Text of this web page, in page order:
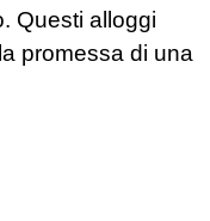
Questi alloggi
promessa di una